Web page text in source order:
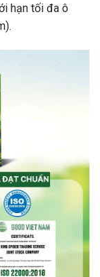
hạn tối đa ô